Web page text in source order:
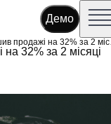
Демо
Як
32% за 2 місяці